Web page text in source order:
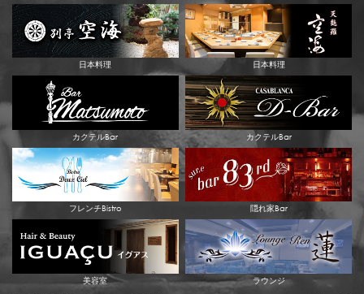
日本料理 日本料理
カクテルBar カクテルBar
フレンチBistro 隠れ家Bar
美容室 ラウンジ